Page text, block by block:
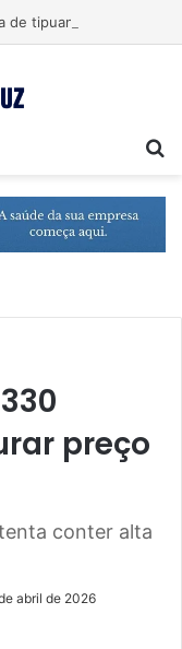
preço
conter alta
abril de 2026